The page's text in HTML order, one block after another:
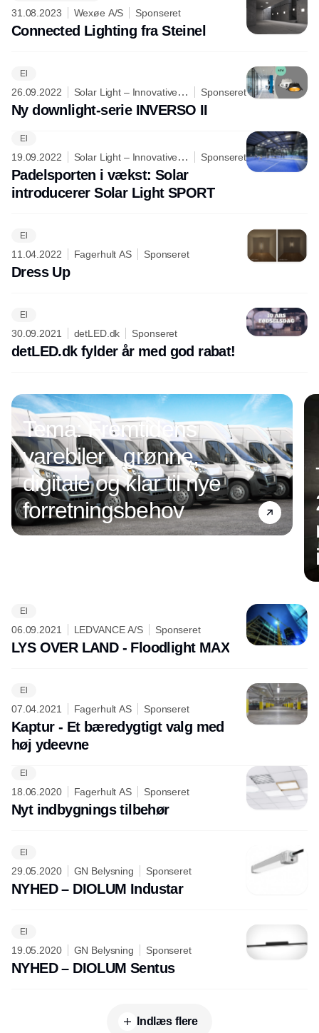
nemmere end nogensinde før.
31.08.2023 Wexøe A/S Sponseret
Connected Lighting fra Steinel
El
26.09.2022
Solar Light – Innovative
lighting is our dedication
Sponseret
Ny downlight-serie INVERSO II
El
19.09.2022
Solar Light – Innovative
lighting is our dedication
Sponseret
Padelsporten i vækst: Solar
introducerer Solar Light SPORT
El
11.04.2022 Fagerhult AS Sponseret
Dress Up
El
30.09.2021 detLED.dk Sponseret
detLED.dk fylder år med god rabat!
Tema: Fremtidens
varebiler - grønne,
digitale og klar til nye
forretningsbehov
El
06.09.2021 LEDVANCE A/S Sponseret
LYS OVER LAND - Floodlight MAX
El
07.04.2021 Fagerhult AS Sponseret
Kaptur - Et bæredygtigt valg med
høj ydeevne
El
18.06.2020 Fagerhult AS Sponseret
Nyt indbygnings tilbehør
El
29.05.2020 GN Belysning Sponseret
NYHED – DIOLUM Industar
El
19.05.2020 GN Belysning Sponseret
NYHED – DIOLUM Sentus
Indlæs flere